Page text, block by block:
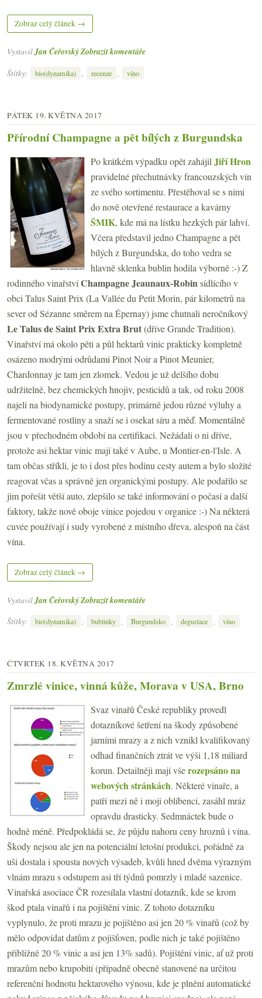
Zobraz celý článek →
VystavilJan ČeřovskýZobrazit komentáře
Štítky:
bio(dynamika) , recenze , víno
PÁTEK 19. KVĚTNA 2017
Přírodní Champagne a pět bílých z Burgundska
Po krátkém výpadku opět zahájil Jiří Hron
pravidelné přechutnávky francouzských vín
ze svého sortimentu. Přestěhoval se s nimi
do nově otevřené restaurace a kavárny
ŠMIK, kde má na lístku hezkých pár lahví.
Včera představil jedno Champagne a pět
bílých z Burgundska, do toho vedra se
hlavně sklenka bublin hodila výborně :-) Z
rodinného vinařstvíChampagne Jeaunaux-Robinsídlícího v
obci Talus Saint Prix (La Vallée du Petit Morin, pár kilometrů na
sever od Sézanne směrem na Épernay) jsme chutnali neročníkový
Le Talus de Saint Prix Extra Brut(dříve Grande Tradition).
Vinařství má okolo pěti a půl hektarů vinic prakticky kompletně
osázeno modrými odrůdami Pinot Noir a Pinot Meunier,
Chardonnay je tam jen zlomek. Vedou je už delšího dobu
udržitelně, bez chemických hnojiv, pesticidů a tak, od roku 2008
najeli na biodynamické postupy, primárně jedou různé výluhy a
fermentované rostliny a snaží se i osekat síru a měď. Momentálně
jsou v přechodném období na certifikaci. Nežádali o ni dříve,
protože asi hektar vinic mají také v Aube, u Montier-en-l'Isle. A
tam občas stříkli, je to i dost přes hodinu cesty autem a bylo složité
reagovat včas a správně jen organickými postupy. Ale podařilo se
jim pořešit větší auto, zlepšilo se také informování o počasí a další
faktory, takže nově oboje vinice pojedou v organice :-) Na některá
cuvée používají i sudy vyrobené z místního dřeva, alespoň na část
vína.
Zobraz celý článek →
VystavilJan ČeřovskýZobrazit komentáře
Štítky:
bio(dynamika) , bublinky , Burgundsko , degustace , víno
ČTVRTEK 18. KVĚTNA 2017
Zmrzlé vinice, vinná kůže, Morava v USA, Brno
Svaz vinařů České republiky provedl
dotazníkové šetření na škody způsobené
jarními mrazy a z nich vznikl kvalifikovaný
odhad finančních ztrát ve výši 1,18 miliard
korun. Detailněji mají všerozepsáno na
webových stránkách. Některé vinaře, a
patří mezi ně i moji oblíbenci, zasáhl mráz
opravdu drasticky. Sedmnáctek bude o
hodně méně. Předpokládá se, že půjdu nahoru ceny hroznů i vína.
Škody nejsou ale jen na potenciální letošní produkci, pořádně za
uši dostala i spousta nových výsadeb, kvůli hned dvěma výrazným
vlnám mrazu s odstupem asi tří týdnů pomrzly i mladé sazenice.
Vinařská asociace ČR rozesílala vlastní dotazník, kde se krom
škod ptala vinařů i na pojištění vinic. Z tohoto dotazníku
vyplynulo, že proti mrazu je pojištěno asi jen 20 % vinařů (což by
mělo odpovídat datům z pojišťoven, podle nich je také pojištěno
přibližně 20 % vinic a asi jen 13% sadů). Pojištění vinic, ať už proti
mrazům nebo krupobití (případně obecně stanovené na určitou
referenční hodnotu hektarového výnosu, kde je plnění automatické